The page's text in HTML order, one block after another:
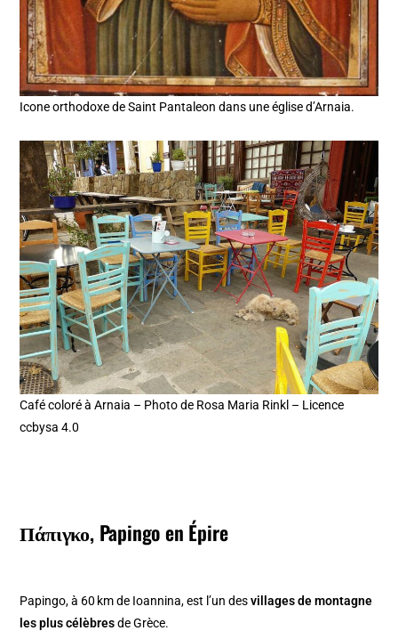
Icone orthodoxe de Saint Pantaleon dans une église d’Arnaia.
Café coloré à Arnaia – Photo de Rosa Maria Rinkl – Licence
ccbysa 4.0
Πάπιγκο, Papingo en Épire
Papingo, à 60 km de Ioannina, est l’un desvillages de montagne
les plus célèbresde Grèce.